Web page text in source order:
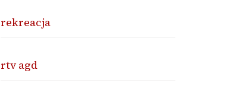
rekreacja
rtv agd